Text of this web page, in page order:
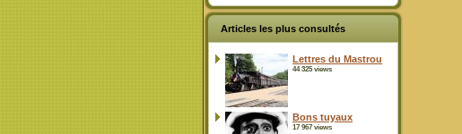
Articles les plus consultés
Lettres du Mastrou
44 325 views
Bons tuyaux
17 967 views